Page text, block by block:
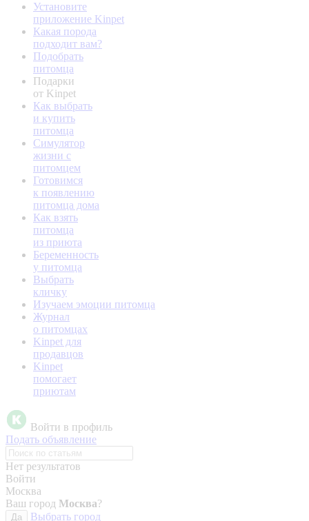
Установите
приложение Kinpet
Какая порода
подходит вам?
Подобрать
питомца
Подарки
от Kinpet
Как выбрать
и купить
питомца
Симулятор
жизни с
питомцем
Готовимся
к появлению
питомца дома
Как взять
питомца
из приюта
Беременность
у питомца
Выбрать
кличку
Изучаем эмоции питомца
Журнал
о питомцах
Kinpet для
продавцов
Kinpet
помогает
приютам
Войти в профиль
Подать объявление
Нет результатов
Войти
Москва
Ваш город Москва?
Да
Выбрать город